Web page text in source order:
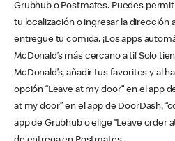
Grubhub o Postmates. Puedes
tu localización o ingresar la dirección
entregue tu comida. ¡Los apps
McDonald’s más cercano a ti! Solo
McDonald’s, añadir tus favoritos y al
opción “Leave at my door” en el app
at my door” en el app de DoorDash,
app de Grubhub o elige “Leave order